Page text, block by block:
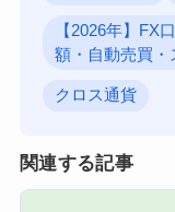
【2026年】FX
額・自動売買・
クロス通貨
関連する記事